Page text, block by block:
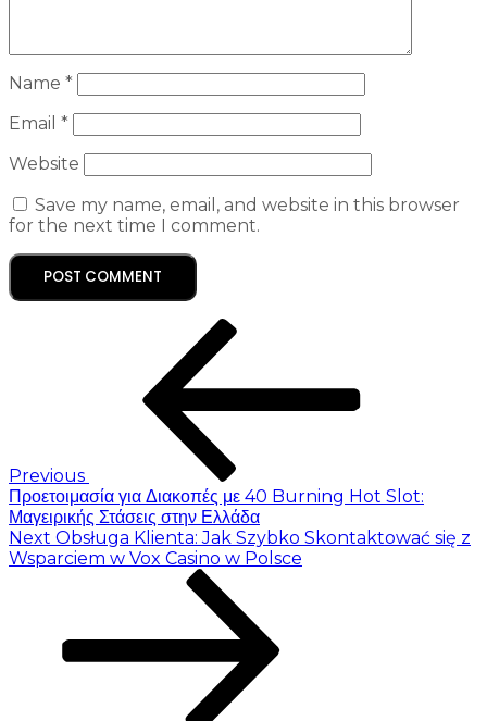
Name *
Email *
Website
Save my name, email, and website in this browser
for the next time I comment.
Previous
Προετοιμασία για Διακοπές με 40 Burning Hot Slot:
Μαγειρικής Στάσεις στην Ελλάδα
Next Obsługa Klienta: Jak Szybko Skontaktować się z
Wsparciem w Vox Casino w Polsce